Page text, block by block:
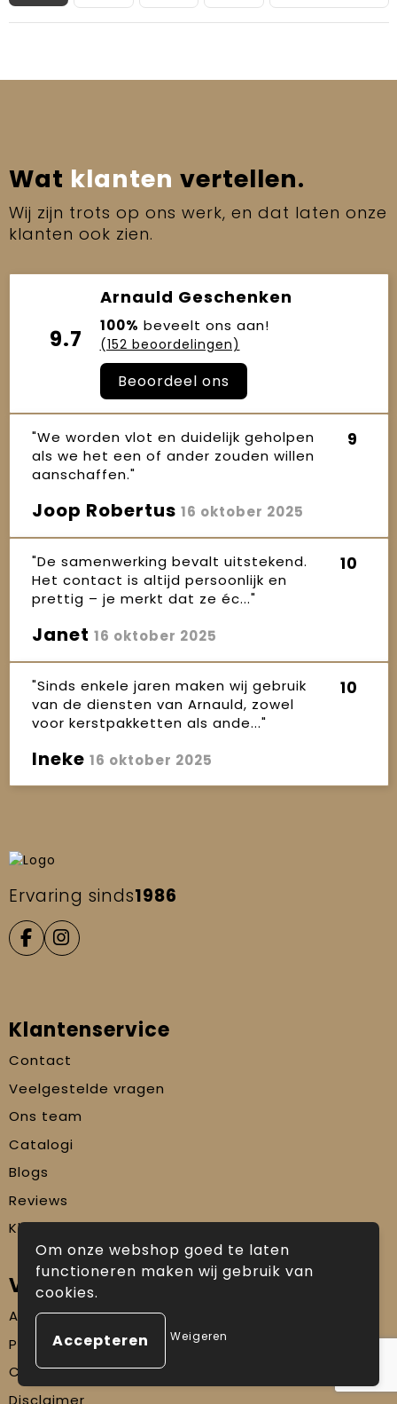
Wat klanten vertellen.
Wij zijn trots op ons werk, en dat laten onze
klanten ook zien.
9.7
Arnauld Geschenken
100% beveelt ons aan!
(152 beoordelingen)
Beoordeel ons
"We worden vlot en duidelijk geholpen
als we het een of ander zouden willen
aanschaffen."
9
Joop Robertus 16 oktober 2025
"De samenwerking bevalt uitstekend.
Het contact is altijd persoonlijk en
prettig – je merkt dat ze éc..."
10
Janet 16 oktober 2025
"Sinds enkele jaren maken wij gebruik
van de diensten van Arnauld, zowel
voor kerstpakketten als ande..."
10
Ineke 16 oktober 2025
Ervaring sinds1986
Klantenservice
Contact
Veelgestelde vragen
Ons team
Catalogi
Blogs
Reviews
Klachtenprocedure
Veilig winkelen
Algemene voorwaarden
Privacyverklaring
Cookiebeleid
Disclaimer
Om onze webshop goed te laten
functioneren maken wij gebruik van
cookies.
Weigeren